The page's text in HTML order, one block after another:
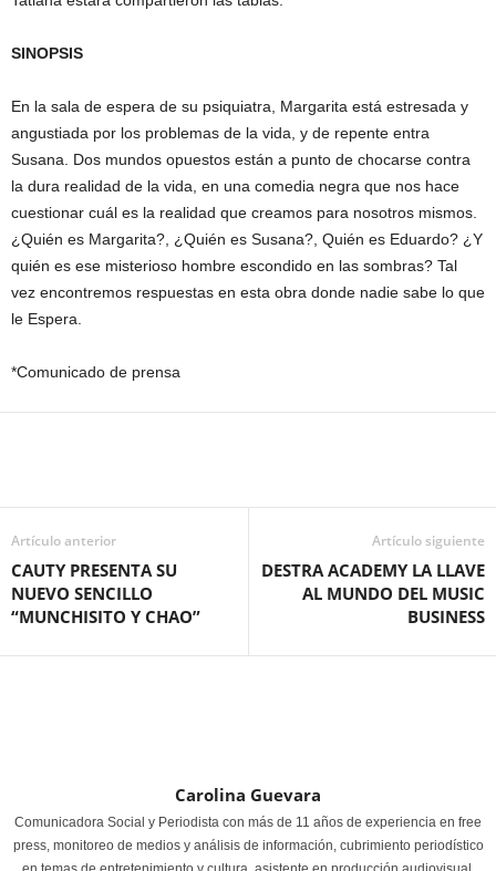
SINOPSIS
En la sala de espera de su psiquiatra, Margarita está estresada y
angustiada por los problemas de la vida, y de repente entra
Susana. Dos mundos opuestos están a punto de chocarse contra
la dura realidad de la vida, en una comedia negra que nos hace
cuestionar cuál es la realidad que creamos para nosotros mismos.
¿Quién es Margarita?, ¿Quién es Susana?, Quién es Eduardo? ¿Y
quién es ese misterioso hombre escondido en las sombras? Tal
vez encontremos respuestas en esta obra donde nadie sabe lo que
le Espera.
*Comunicado de prensa
Artículo anterior
CAUTY PRESENTA SU
NUEVO SENCILLO
“MUNCHISITO Y CHAO”
Artículo siguiente
DESTRA ACADEMY LA LLAVE
AL MUNDO DEL MUSIC
BUSINESS
Carolina Guevara
Comunicadora Social y Periodista con más de 11 años de experiencia en free
press, monitoreo de medios y análisis de información, cubrimiento periodístico